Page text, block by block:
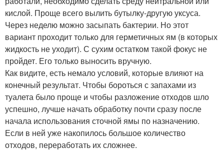
кислой. Проще всего вылить бутылку-другую уксуса.
Через неделю можно засыпать бактерии. Но этот
вариант проходит только для герметичных ям (в которых
жидкость не уходит). С сухим остатком такой фокус не
пройдет. Его только выносить вручную.
Как видите, есть немало условий, которые влияют на
конечный результат. Чтобы бороться с запахами из
туалета было проще и чтобы разложение отходов шло
успешно, лучше начать обработку почти сразу после
начала использования сточной ямы по назначению.
Если в ней уже накопилось большое количество
отходов, переработать их сложнее.